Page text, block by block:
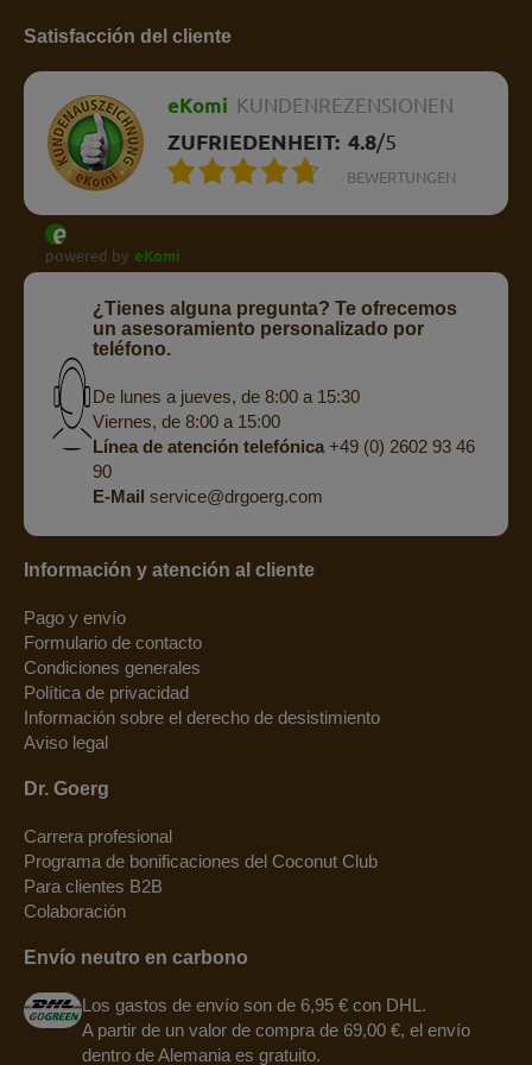
Satisfacción del cliente
eKomi KUNDENREZENSIONEN
ZUFRIEDENHEIT: 4.8/5
BEWERTUNGEN
powered by eKomi
¿Tienes alguna pregunta? Te ofrecemos
un asesoramiento personalizado por
teléfono.
De lunes a jueves, de 8:00 a 15:30
Viernes, de 8:00 a 15:00
Línea de atención telefónica+49 (0) 2602 93 46
90
E-Mail service@drgoerg.com
Información y atención al cliente
Pago y envío
Formulario de contacto
Condiciones generales
Política de privacidad
Información sobre el derecho de desistimiento
Aviso legal
Dr. Goerg
Carrera profesional
Programa de bonificaciones del Coconut Club
Para clientes B2B
Colaboración
Envío neutro en carbono
Los gastos de envío son de 6,95 € con DHL.
A partir de un valor de compra de 69,00 €, el envío
dentro de Alemania es gratuito.